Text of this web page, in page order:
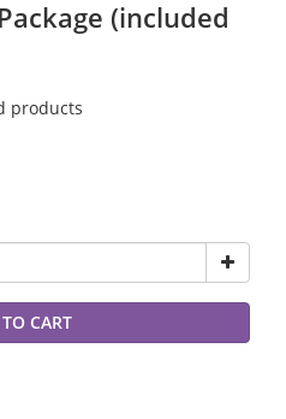
(included
products
CART